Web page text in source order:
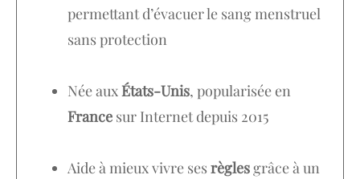
permettant d’évacuer le sang menstruel
sans protection
Née auxÉtats-Unis, popularisée en
France sur Internet depuis 2015
Aide à mieux vivre sesrèglesgrâce à un